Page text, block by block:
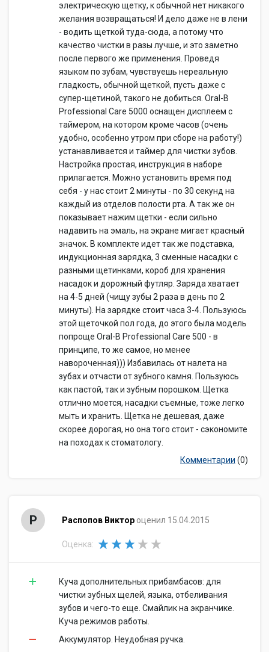
электрическую щетку, к обычной нет никакого
желания возвращаться! И дело даже не в лени
- водить щеткой туда-сюда, а потому что
качество чистки в разы лучше, и это заметно
после первого же применения. Проведя
языком по зубам, чувствуешь нереальную
гладкость, обычной щеткой, пусть даже с
супер-щетиной, такого не добиться. Oral-B
Professional Care 5000 оснащен дисплеем с
таймером, на котором кроме часов (очень
удобно, особенно утром при сборе на работу!)
устанавливается и таймер для чистки зубов.
Настройка простая, инструкция в наборе
прилагается. Можно установить время под
себя - у нас стоит 2 минуты - по 30 секунд на
каждый из отделов полости рта. А так же он
показывает нажим щетки - если сильно
надавить на эмаль, на экране мигает красный
значок. В комплекте идет так же подставка,
индукционная зарядка, 3 сменные насадки с
разными щетинками, короб для хранения
насадок и дорожный футляр. Заряда хватает
на 4-5 дней (чищу зубы 2 раза в день по 2
минуты). На зарядке стоит часа 3-4. Пользуюсь
этой щеточкой пол года, до этого была модель
попроще Oral-B Professional Care 500 - в
принципе, то же самое, но менее
навороченная))) Избавилась от налета на
зубах и отчасти от зубного камня. Пользуюсь
как пастой, так и зубным порошком. Щетка
отлично моется, насадки съемные, тоже легко
мыть и хранить. Щетка не дешевая, даже
скорее дорогая, но она того стоит - сэкономите
на походах к стоматологу.
Комментарии (0)
Р Распопов Виктор оценил 15.04.2015
Оценка:
Куча дополнительных прибамбасов: для
чистки зубных щелей, языка, отбеливания
зубов и чего-то еще. Смайлик на экранчике.
Куча режимов работы.
Аккумулятор. Неудобная ручка.